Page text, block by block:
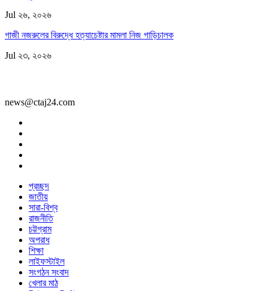
Jul ২৬, ২০২৬
গাজী নজরুলের বিরুদ্ধে হত্যাচেষ্টার মামলা নিজ গাড়িচালক
Jul ২৩, ২০২৬
news@ctaj24.com
প্রচ্ছদ
জাতীয়
সারা-বিশ্ব
রাজনীতি
চট্টগ্রাম
অপরাধ
শিক্ষা
লাইফস্টাইল
সংগঠন সংবাদ
খেলার মাঠ